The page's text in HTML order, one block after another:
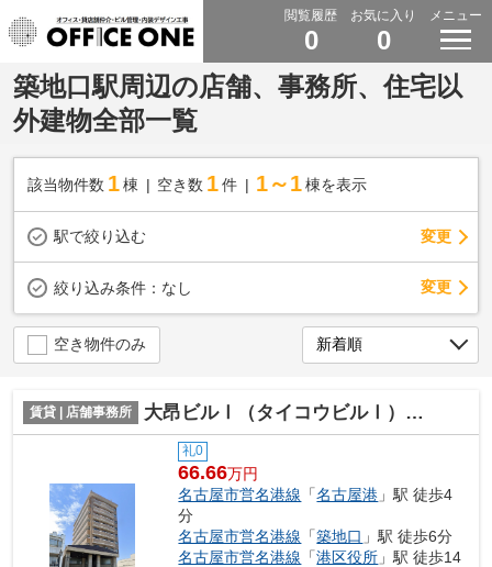
閲覧履歴
0
お気に入り
0
メニュー
築地口駅周辺の店舗、事務所、住宅以
外建物全部一覧
該当物件数 1棟 空き数 1 件 1～1 棟を表示
駅で絞り込む 変更
絞り込み条件： なし 変更
空き物件のみ
賃貸 | 店舗事務所 大昂ビルⅠ（タイコウビルⅠ）【 オフィスおすすめ 】
礼0
66.66万円
名古屋市営名港線 「名古屋港 」駅 徒歩4
分
名古屋市営名港線 「築地口 」駅 徒歩6分
名古屋市営名港線 「港区役所 」駅 徒歩14